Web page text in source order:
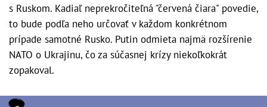
s Ruskom. Kadiaľ neprekročiteľná "červená čiara" povedie,
to bude podľa neho určovať v každom konkrétnom
prípade samotné Rusko. Putin odmieta najmä rozšírenie
NATO o Ukrajinu, čo za súčasnej krízy niekoľkokrát
zopakoval.